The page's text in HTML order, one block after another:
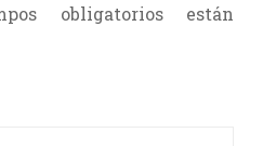
obligatorios están